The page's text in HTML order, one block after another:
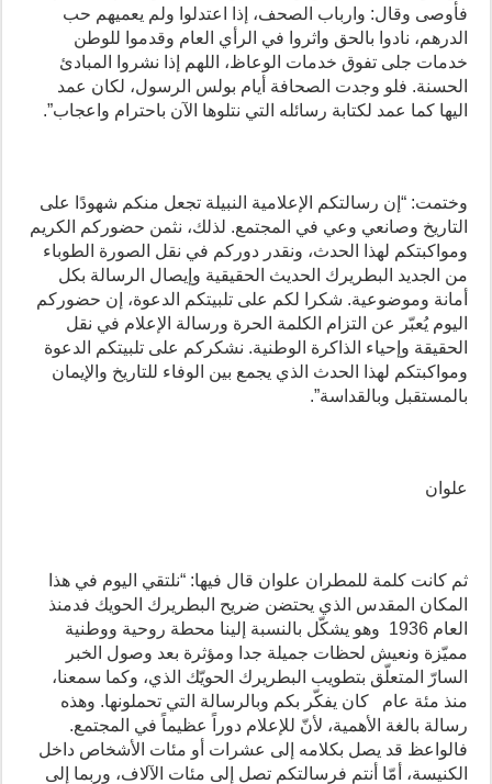
فأوصى وقال: وارباب الصحف، إذا اعتدلوا ولم يعميهم حب
الدرهم، نادوا بالحق واثروا في الرأي العام وقدموا للوطن
خدمات جلى تفوق خدمات الوعاظ، اللهم إذا نشروا المبادئ
الحسنة. فلو وجدت الصحافة أيام بولس الرسول، لكان عمد
اليها كما عمد لكتابة رسائله التي نتلوها الآن باحترام واعجاب”.
وختمت: “إن رسالتكم الإعلامية النبيلة تجعل منكم شهودًا على
التاريخ وصانعي وعي في المجتمع. لذلك، نثمن حضوركم الكريم
ومواكبتكم لهذا الحدث، ونقدر دوركم في نقل الصورة الطوباء
من الجديد البطريرك الحديث الحقيقية وإيصال الرسالة بكل
أمانة وموضوعية. شكرا لكم على تلبيتكم الدعوة، إن حضوركم
اليوم يُعبّر عن التزام الكلمة الحرة ورسالة الإعلام في نقل
الحقيقة وإحياء الذاكرة الوطنية. نشكركم على تلبيتكم الدعوة
ومواكبتكم لهذا الحدث الذي يجمع بين الوفاء للتاريخ والإيمان
بالمستقبل وبالقداسة”.
علوان
ثم كانت كلمة للمطران علوان قال فيها: “نلتقي اليوم في هذا
المكان المقدس الذي يحتضن ضريح البطريرك الحويك فدمنذ
العام 1936 وهو يشكّل بالنسبة إلينا محطة روحية ووطنية
مميّزة ونعيش لحظات جميلة جدا ومؤثرة بعد وصول الخبر
السارّ المتعلّق بتطويب البطريرك الحويّك الذي، وكما سمعنا،
منذ مئة عام كان يفكّر بكم وبالرسالة التي تحملونها. وهذه
رسالة بالغة الأهمية، لأنّ للإعلام دوراً عظيماً في المجتمع.
فالواعظ قد يصل بكلامه إلى عشرات أو مئات الأشخاص داخل
الكنيسة، أمّا أنتم فرسالتكم تصل إلى مئات الآلاف، وربما إلى